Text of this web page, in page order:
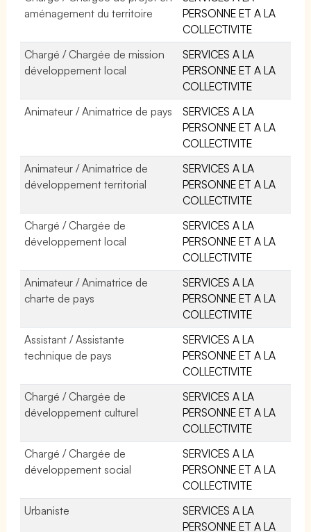
aménagement du territoire
PERSONNE ET A LA
COLLECTIVITE
Chargé / Chargée de mission
développement local
SERVICES A LA
PERSONNE ET A LA
COLLECTIVITE
Animateur / Animatrice de pays
SERVICES A LA
PERSONNE ET A LA
COLLECTIVITE
Animateur / Animatrice de
développement territorial
SERVICES A LA
PERSONNE ET A LA
COLLECTIVITE
Chargé / Chargée de
développement local
SERVICES A LA
PERSONNE ET A LA
COLLECTIVITE
Animateur / Animatrice de
charte de pays
SERVICES A LA
PERSONNE ET A LA
COLLECTIVITE
Assistant / Assistante
technique de pays
SERVICES A LA
PERSONNE ET A LA
COLLECTIVITE
Chargé / Chargée de
développement culturel
SERVICES A LA
PERSONNE ET A LA
COLLECTIVITE
Chargé / Chargée de
développement social
SERVICES A LA
PERSONNE ET A LA
COLLECTIVITE
Urbaniste
SERVICES A LA
PERSONNE ET A LA